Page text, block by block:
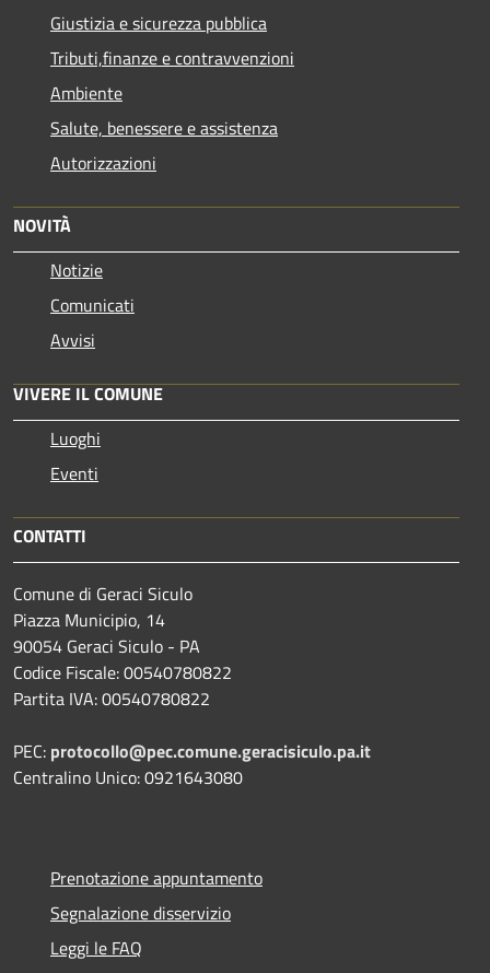
Giustizia e sicurezza pubblica
Tributi,finanze e contravvenzioni
Ambiente
Salute, benessere e assistenza
Autorizzazioni
NOVITÀ
Notizie
Comunicati
Avvisi
VIVERE IL COMUNE
Luoghi
Eventi
CONTATTI
Comune di Geraci Siculo
Piazza Municipio, 14
90054 Geraci Siculo - PA
Codice Fiscale: 00540780822
Partita IVA: 00540780822
PEC: protocollo@pec.comune.geracisiculo.pa.it
Centralino Unico: 0921643080
Prenotazione appuntamento
Segnalazione disservizio
Leggi le FAQ